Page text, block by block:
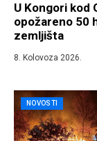
U Kongori kod
opožareno 50
zemljišta
8. Kolovoza 2026.
NOVOSTI